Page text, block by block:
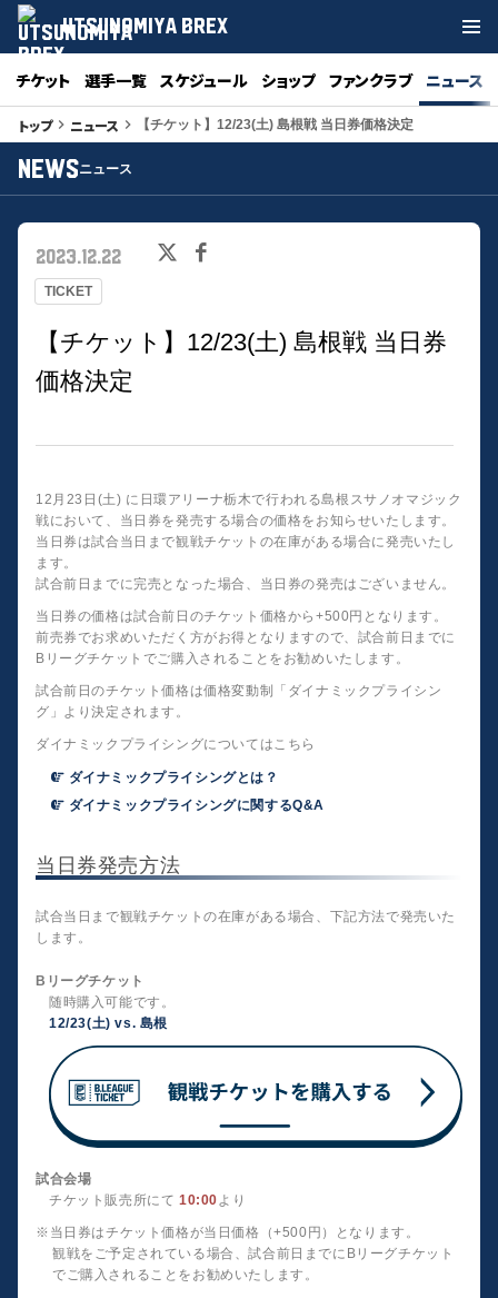
UTSUNOMIYA BREX
チケット 選手一覧 スケジュール ショップ ファンクラブ ニュース
トップkeyboard_arrow_right ニュース keyboard_arrow_right 【チケット】12/23(土) 島根戦 当日券価格決定
NEWSニュース
TICKET
2023.12.22
【チケット】12/23(土) 島根戦 当日券
価格決定
12月23日(土) に日環アリーナ栃木で行われる島根スサノオマジック
戦において、当日券を発売する場合の価格をお知らせいたします。
当日券は試合当日まで観戦チケットの在庫がある場合に発売いたし
ます。
試合前日までに完売となった場合、当日券の発売はございません。
当日券の価格は試合前日のチケット価格から+500円となります。
前売券でお求めいただく方がお得となりますので、試合前日までに
Bリーグチケットでご購入されることをお勧めいたします。
試合前日のチケット価格は価格変動制「ダイナミックプライシン
グ」より決定されます。
ダイナミックプライシングについてはこちら
ダイナミックプライシングとは？
ダイナミックプライシングに関するQ&A
当日券発売方法
試合当日まで観戦チケットの在庫がある場合、下記方法で発売いた
します。
Bリーグチケット
随時購入可能です。
12/23(土) vs. 島根
試合会場
チケット販売所にて 10:00より
※当日券はチケット価格が当日価格（+500円）となります。
観戦をご予定されている場合、試合前日までにBリーグチケット
でご購入されることをお勧めいたします。